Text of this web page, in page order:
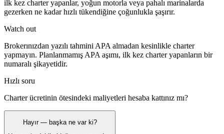
ilk kez charter yapanlar, yoğun motorla veya pahalı marinalarda
gezerken ne kadar hızlı tükendiğine çoğunlukla şaşırır.
Watch out
Brokerınızdan yazılı tahmini APA almadan kesinlikle charter
yapmayın. Planlanmamış APA aşımı, ilk kez charter yapanların bir
numaralı şikayetidir.
Hızlı soru
Charter ücretinin ötesindeki maliyetleri hesaba kattınız mı?
Hayır — başka ne var ki?